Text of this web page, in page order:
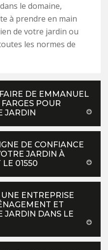
le domaine,
à prendre en main
de votre jardin ou
les normes de
DE EMMANUEL
POUR
JARDIN
DE CONFIANCE
JARDIN À
LE 01550
ENTREPRISE
ET
JARDIN DANS LE